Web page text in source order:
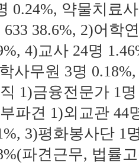
0.24%, 약물치료
38.6%, 2)어학
4)교사 24명
사무원 3명
1)금융전문가 1
파견 1)외교관 44
3)평화봉사단 1
파견근무, 법률